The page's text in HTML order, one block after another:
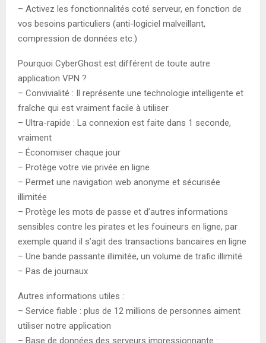
– Activez les fonctionnalités coté serveur, en fonction de
vos besoins particuliers (anti-logiciel malveillant,
compression de données etc.)
Pourquoi CyberGhost est différent de toute autre
application VPN ?
– Convivialité : Il représente une technologie intelligente et
fraîche qui est vraiment facile à utiliser
– Ultra-rapide : La connexion est faite dans 1 seconde,
vraiment
– Économiser chaque jour
– Protège votre vie privée en ligne
– Permet une navigation web anonyme et sécurisée
illimitée
– Protège les mots de passe et d’autres informations
sensibles contre les pirates et les fouineurs en ligne, par
exemple quand il s’agit des transactions bancaires en ligne
– Une bande passante illimitée, un volume de trafic illimité
– Pas de journaux
Autres informations utiles :
– Service fiable : plus de 12 millions de personnes aiment
utiliser notre application
– Base de données des serveurs impressionnante :